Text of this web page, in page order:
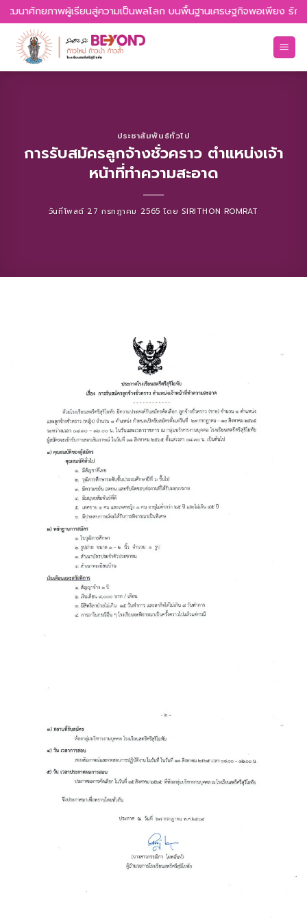
Skip
to
content
นาศักยภาพผู้เรียนสู่ความเป็นพลโลก บนพื้นฐานเศรษฐกิจพอเพียง รักค
ประชาสัมพันธ์ทั่วไป
การรับสมัครลูกจ้างชั่วคราว ตำแหน่งเจ้า
หน้าที่ทำความสะอาด
วันที่โพสต์ 27 กรกฎาคม 2565 โดย SIRITHON ROMRAT